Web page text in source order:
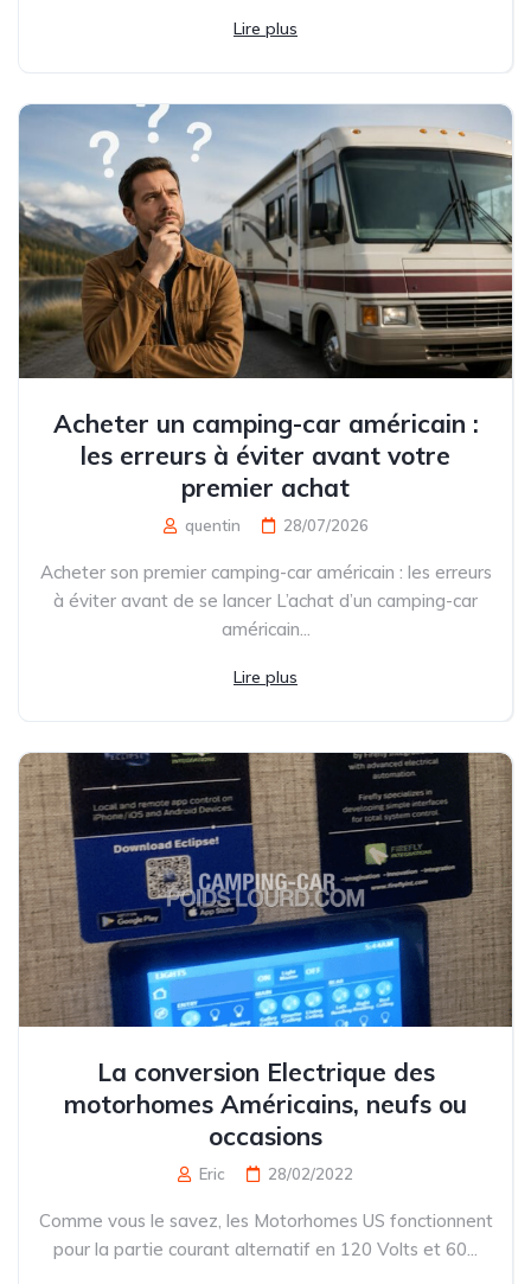
Lire plus
Acheter un camping-car américain :
les erreurs à éviter avant votre
premier achat
quentin 28/07/2026
Acheter son premier camping-car américain : les erreurs
à éviter avant de se lancer L’achat d’un camping-car
américain...
Lire plus
La conversion Electrique des
motorhomes Américains, neufs ou
occasions
Eric 28/02/2022
Comme vous le savez, les Motorhomes US fonctionnent
pour la partie courant alternatif en 120 Volts et 60...